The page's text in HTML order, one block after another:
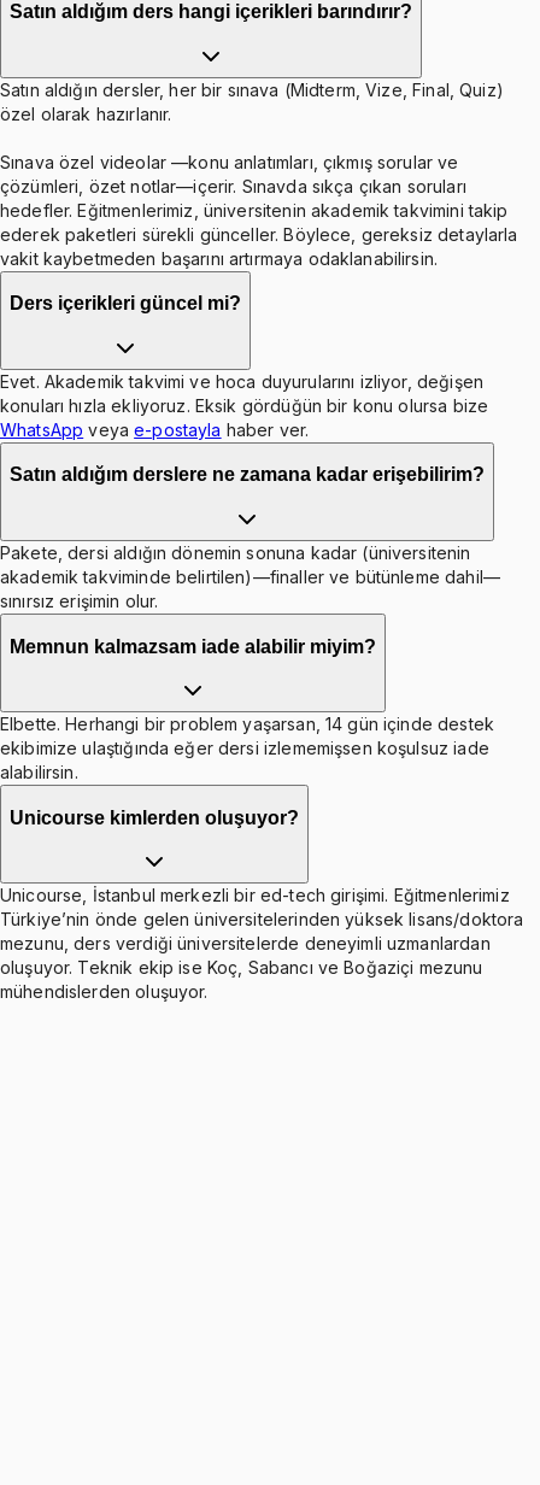
Satın aldığım ders hangi içerikleri barındırır?
Satın aldığın dersler, her bir sınava (Midterm, Vize, Final, Quiz)
özel olarak hazırlanır.
Sınava özel videolar —konu anlatımları, çıkmış sorular ve
çözümleri, özet notlar—içerir. Sınavda sıkça çıkan soruları
hedefler. Eğitmenlerimiz, üniversitenin akademik takvimini takip
ederek paketleri sürekli günceller. Böylece, gereksiz detaylarla
vakit kaybetmeden başarını artırmaya odaklanabilirsin.
Ders içerikleri güncel mi?
Evet. Akademik takvimi ve hoca duyurularını izliyor, değişen
konuları hızla ekliyoruz. Eksik gördüğün bir konu olursa bize
WhatsApp veya e-postayla haber ver.
Satın aldığım derslere ne zamana kadar erişebilirim?
Pakete, dersi aldığın dönemin sonuna kadar (üniversitenin
akademik takviminde belirtilen)—finaller ve bütünleme dahil—
sınırsız erişimin olur.
Memnun kalmazsam iade alabilir miyim?
Elbette. Herhangi bir problem yaşarsan, 14 gün içinde destek
ekibimize ulaştığında eğer dersi izlememişsen koşulsuz iade
alabilirsin.
Unicourse kimlerden oluşuyor?
Unicourse, İstanbul merkezli bir ed-tech girişimi. Eğitmenlerimiz
Türkiye’nin önde gelen üniversitelerinden yüksek lisans/doktora
mezunu, ders verdiği üniversitelerde deneyimli uzmanlardan
oluşuyor. Teknik ekip ise Koç, Sabancı ve Boğaziçi mezunu
mühendislerden oluşuyor.